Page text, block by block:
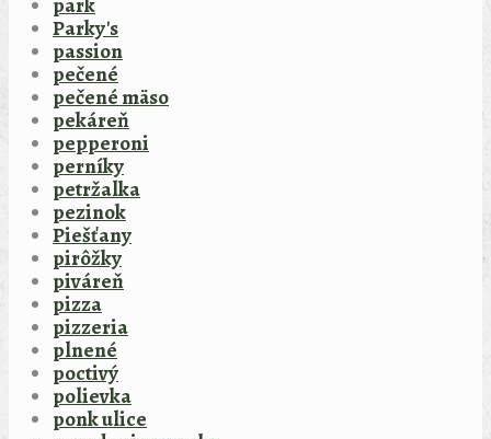
park
Parky's
passion
pečené
pečené mäso
pekáreň
pepperoni
perníky
petržalka
pezinok
Piešťany
pirôžky
piváreň
pizza
pizzeria
plnené
poctivý
polievka
ponk ulice